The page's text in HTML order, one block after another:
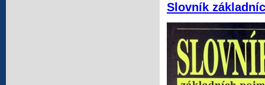
Slovník